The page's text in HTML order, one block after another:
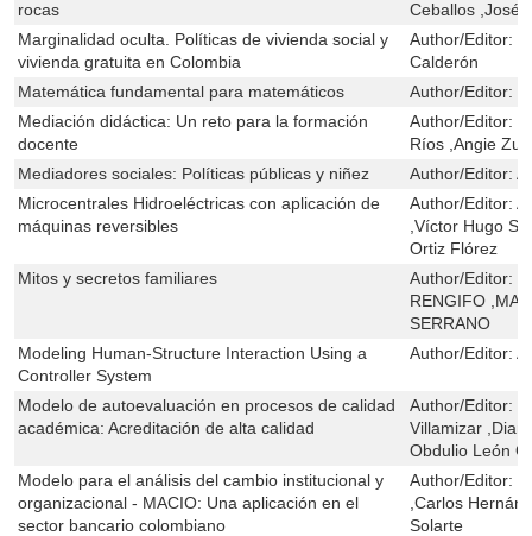
rocas
Ceballos ,José
Marginalidad oculta. Políticas de vivienda social y
vivienda gratuita en Colombia
Author/Editor:
Calderón
Matemática fundamental para matemáticos
Author/Editor:
Mediación didáctica: Un reto para la formación
docente
Author/Editor:
Ríos ,Angie
Mediadores sociales: Políticas públicas y niñez
Author/Editor:
Microcentrales Hidroeléctricas con aplicación de
máquinas reversibles
Author/Editor:
,Víctor Hugo
Ortiz Flórez
Mitos y secretos familiares
Author/Editor:
RENGIFO
SERRANO
Modeling Human-Structure Interaction Using a
Controller System
Author/Editor:
Modelo de autoevaluación en procesos de calidad
académica: Acreditación de alta calidad
Author/Editor:
Villamizar
Obdulio León
Modelo para el análisis del cambio institucional y
organizacional - MACIO: Una aplicación en el
sector bancario colombiano
Author/Editor:
,Carlos
Solarte